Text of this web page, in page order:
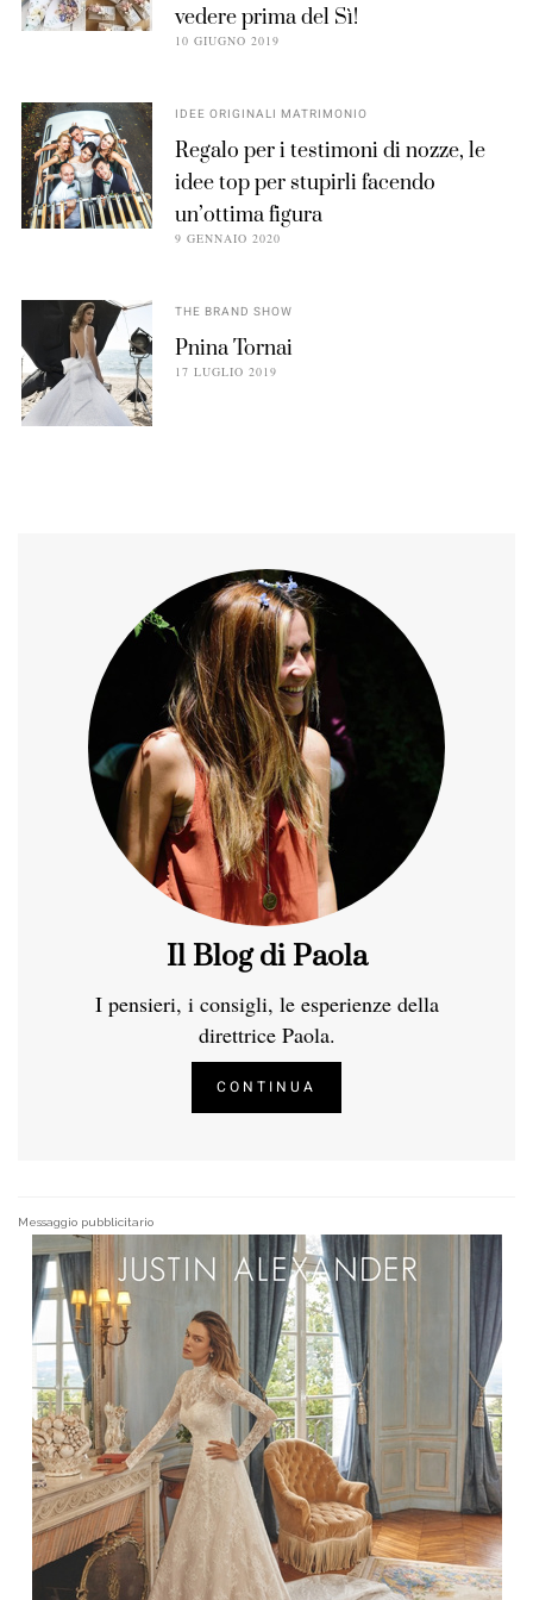
vedere prima del Sì!
10 GIUGNO 2019
IDEE ORIGINALI MATRIMONIO
Regalo per i testimoni di nozze, le
idee top per stupirli facendo
un’ottima figura
9 GENNAIO 2020
THE BRAND SHOW
Pnina Tornai
17 LUGLIO 2019
Il Blog di Paola
I pensieri, i consigli, le esperienze della
direttrice Paola.
CONTINUA
Messaggio pubblicitario